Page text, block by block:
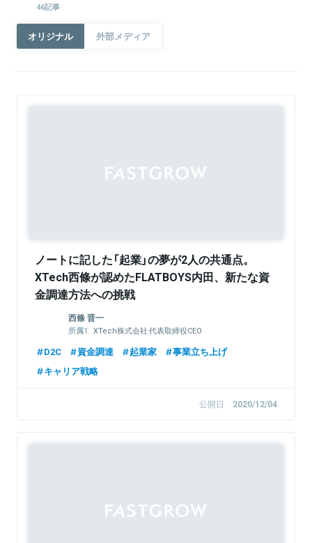
46記事
オリジナル 外部メディア
ノートに記した「起業」の夢が2人の共通点。
XTech西條が認めたFLATBOYS内田、新たな資
金調達方法への挑戦
西條 晋一
XTech株式会社 代表取締役CEO
エキサイトホールディングス株式会社 代表取
締役社長CEO
D2C 資金調達 起業家
事業立ち上げ
キャリア戦略
公開日 2020/12/04